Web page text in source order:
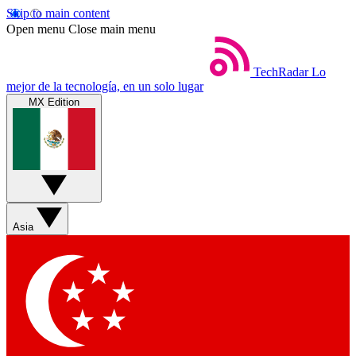
Skip to main content
Open menu Close main menu
TechRadar Lo
mejor de la tecnología, en un solo lugar
MX Edition
Asia